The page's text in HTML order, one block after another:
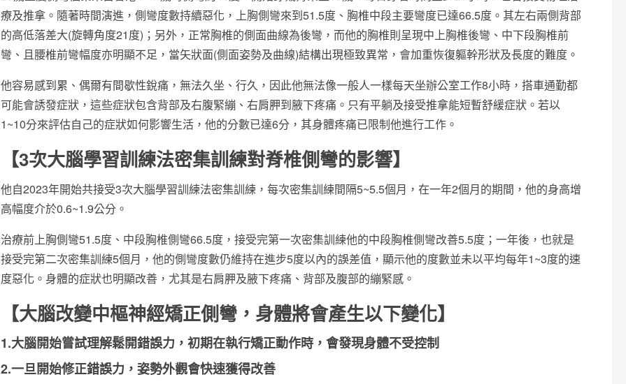
療及推拿。隨著時間演進，側彎度數持續惡化，上胸側彎來到51.5度、胸椎中段主要彎度已達66.5度。其左右兩側背部
的高低落差大(旋轉角度21度)；另外，正常胸椎的側面曲線為後彎，而他的胸椎則呈現中上胸椎後彎、中下段胸椎前
彎、且腰椎前彎幅度亦明顯不足，當矢狀面(側面姿勢及曲線)結構出現極致異常，會加重恢復軀幹形狀及長度的難度。
他容易感到累、偶爾有間歇性銳痛，無法久坐、行久，因此他無法像一般人一樣每天坐辦公室工作8小時，搭車通勤都
可能會誘發症狀，這些症狀包含背部及右腹緊繃、右肩胛到腋下疼痛。只有平躺及接受推拿能短暫舒緩症狀。若以
1~10分來評估自己的症狀如何影響生活，他的分數已達6分，其身體疼痛已限制他進行工作。
【3次大腦學習訓練法密集訓練對脊椎側彎的影響】
他自2023年開始共接受3次大腦學習訓練法密集訓練，每次密集訓練間隔5~5.5個月，在一年2個月的期間，他的身高增
高幅度介於0.6~1.9公分。
治療前上胸側彎51.5度、中段胸椎側彎66.5度，接受完第一次密集訓練他的中段胸椎側彎改善5.5度；一年後，也就是
接受完第二次密集訓練5個月，他的側彎度數仍維持在進步5度以內的誤差值，顯示他的度數並未以平均每年1~3度的速
度惡化。身體的症狀也明顯改善，尤其是右肩胛及腋下疼痛、背部及腹部的繃緊感。
【大腦改變中樞神經矯正側彎，身體將會產生以下變化】
1.大腦開始嘗試理解鬆開錯誤力，初期在執行矯正動作時，會發現身體不受控制
2.一旦開始修正錯誤力，姿勢外觀會快速獲得改善